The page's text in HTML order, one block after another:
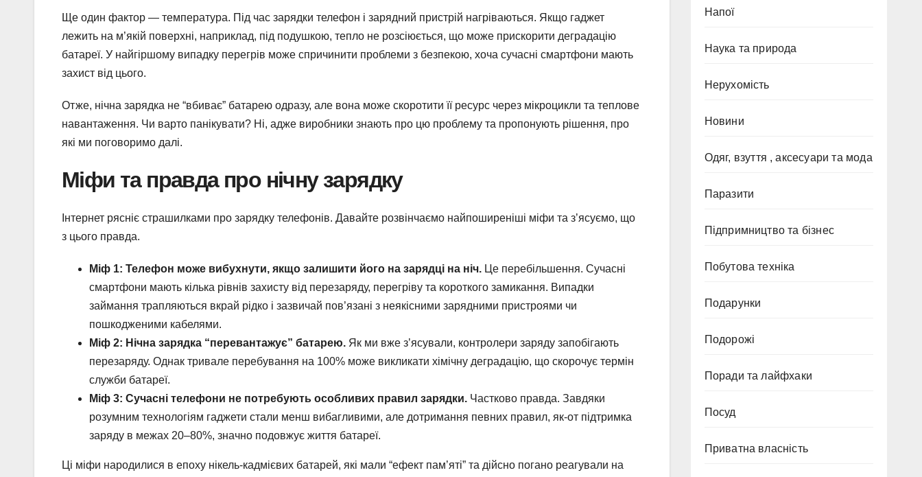
Ще один фактор — температура. Під час зарядки телефон і зарядний пристрій нагріваються. Якщо гаджет
лежить на м’якій поверхні, наприклад, під подушкою, тепло не розсіюється, що може прискорити деградацію
батареї. У найгіршому випадку перегрів може спричинити проблеми з безпекою, хоча сучасні смартфони мають
захист від цього.
Отже, нічна зарядка не “вбиває” батарею одразу, але вона може скоротити її ресурс через мікроцикли та теплове
навантаження. Чи варто панікувати? Ні, адже виробники знають про цю проблему та пропонують рішення, про
які ми поговоримо далі.
Міфи та правда про нічну зарядку
Інтернет рясніє страшилками про зарядку телефонів. Давайте розвінчаємо найпоширеніші міфи та з’ясуємо, що
з цього правда.
Міф 1: Телефон може вибухнути, якщо залишити його на зарядці на ніч. Це перебільшення. Сучасні
смартфони мають кілька рівнів захисту від перезаряду, перегріву та короткого замикання. Випадки
займання трапляються вкрай рідко і зазвичай пов’язані з неякісними зарядними пристроями чи
пошкодженими кабелями.
Міф 2: Нічна зарядка “перевантажує” батарею. Як ми вже з’ясували, контролери заряду запобігають
перезаряду. Однак тривале перебування на 100% може викликати хімічну деградацію, що скорочує термін
служби батареї.
Міф 3: Сучасні телефони не потребують особливих правил зарядки. Частково правда. Завдяки
розумним технологіям гаджети стали менш вибагливими, але дотримання певних правил, як-от підтримка
заряду в межах 20–80%, значно подовжує життя батареї.
Ці міфи народилися в епоху нікель-кадмієвих батарей, які мали “ефект пам’яті” та дійсно погано реагували на
Напої
Наука та природа
Нерухомість
Новини
Одяг, взуття , аксесуари та мода
Паразити
Підпримництво та бізнес
Побутова техніка
Подарунки
Подорожі
Поради та лайфхаки
Посуд
Приватна власність